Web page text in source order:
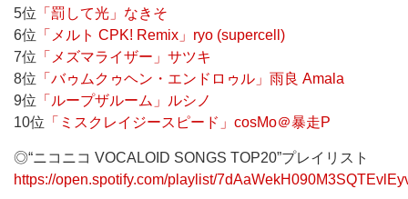
5位 「罰して光」なきそ
6位 「メルト CPK! Remix」ryo (supercell)
7位 「メズマライザー」サツキ
8位 「バゥムクゥヘン・エンドロゥル」雨良 Amala
9位 「ループザルーム」ルシノ
10位 「ミスクレイジースピード」cosMo＠暴走P
◎“ニコニコ VOCALOID SONGS TOP20”プレイリスト
https://open.spotify.com/playlist/